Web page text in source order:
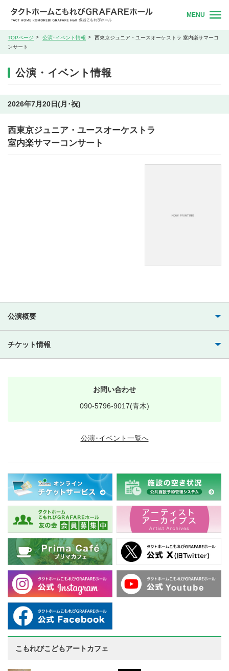
MENU
TOPページ 公演･イベント情報
西東京ジュニア・ユースオーケストラ 室内楽サマーコ
ンサート
公演・イベント情報
2026年7月20日(月･祝)
西東京ジュニア・ユースオーケストラ
室内楽サマーコンサート
公演概要
チケット情報
お問い合わせ
090-5796-9017(青木)
公演･イベント一覧へ
こもれびこどもアートカフェ